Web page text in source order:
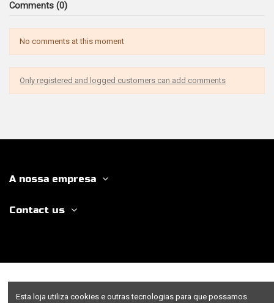
Comments (0)
No comments at this moment
Only registered and logged customers can add comments
A nossa empresa
Contact us
Esta loja utiliza cookies e outras tecnologias para que possamos